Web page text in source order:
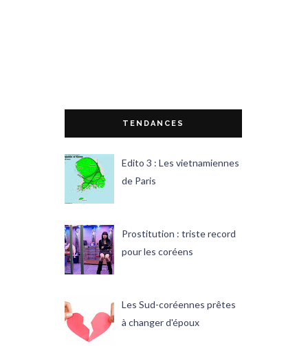
TENDANCES
Edito 3 : Les vietnamiennes
de Paris
Prostitution : triste record
pour les coréens
Les Sud-coréennes prêtes
à changer d'époux